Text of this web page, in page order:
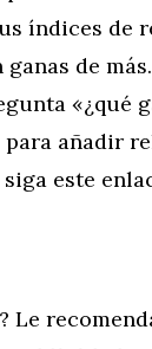
índices de
de
«¿qué
añadir
este
Le